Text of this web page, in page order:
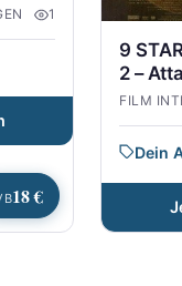
18 €
1
9
2 –
FILM
Dein